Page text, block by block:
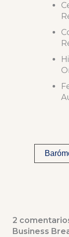
2
Business